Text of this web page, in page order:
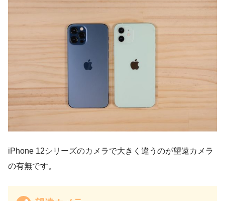
iPhone 12シリーズのカメラで大きく違うのが望遠カメラ
の有無です。